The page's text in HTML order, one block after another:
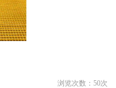
浏览次数： 50次